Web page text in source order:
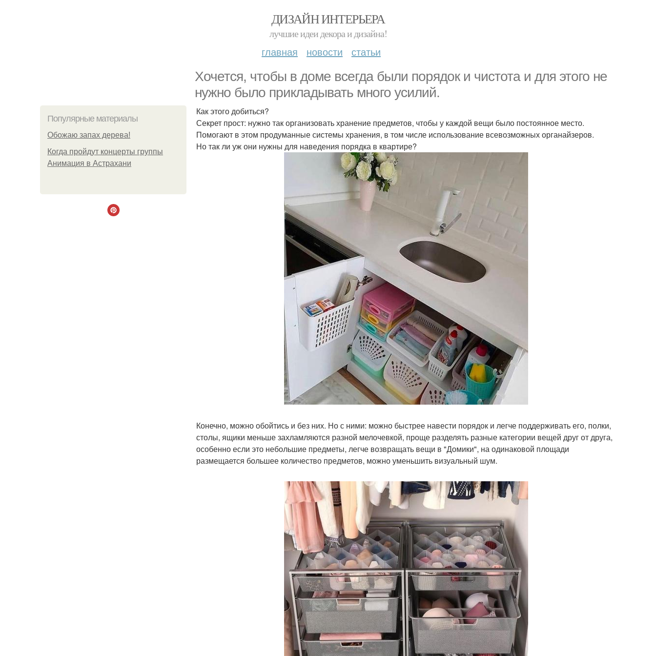
ДИЗАЙН ИНТЕРЬЕРА
лучшие идеи декора и дизайна!
главная новости статьи
Хочется, чтобы в доме всегда были порядок и чистота и для этого не
нужно было прикладывать много усилий.
Популярные материалы
Обожaю зaпах деpева!
Когда пройдут концерты группы
Анимация в Астрахани
Как этого добиться?
Секрет прост: нужно так организовать хранение предметов, чтобы у каждой вещи было постоянное место.
Помогают в этом продуманные системы хранения, в том числе использование всевозможных органайзеров.
Но так ли уж они нужны для наведения порядка в квартире?
Конечно, можно обойтись и без них. Но с ними: можно быстрее навести порядок и легче поддерживать его, полки,
столы, ящики меньше захламляются разной мелочевкой, проще разделять разные категории вещей друг от друга,
особенно если это небольшие предметы, легче возвращать вещи в "Домики", на одинаковой площади
размещается большее количество предметов, можно уменьшить визуальный шум.